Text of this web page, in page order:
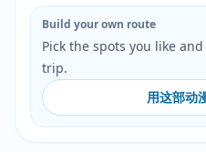
Build your own route
Pick the spots you like
trip.
用这部动